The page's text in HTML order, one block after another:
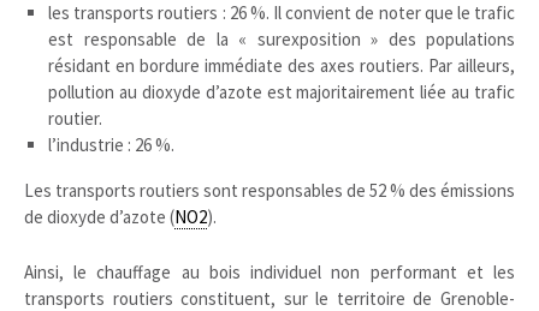
les transports routiers : 26 %. Il convient de noter que le trafic
est responsable de la « surexposition » des populations
résidant en bordure immédiate des axes routiers. Par ailleurs,
pollution au dioxyde d’azote est majoritairement liée au trafic
routier.
l’industrie : 26 %.
Les transports routiers sont responsables de 52 % des émissions
de dioxyde d’azote (NO2).
Ainsi, le chauffage au bois individuel non performant et les
transports routiers constituent, sur le territoire de Grenoble-